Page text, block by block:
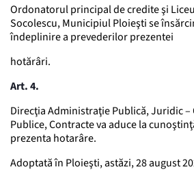
Ordonatorul principal de credite şi
Socolescu, Municipiul Ploieşti se
îndeplinire a prevederilor prezentei
hotărâri.
Art. 4.
Direcţia Administraţie Publică, Juridic
Publice, Contracte va aduce la
prezenta hotarâre.
Adoptată în Ploieşti, astăzi, 28 august